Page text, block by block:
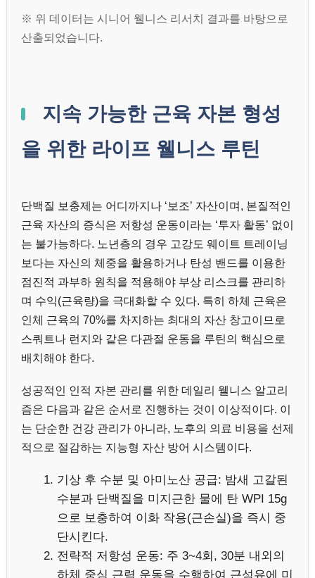
※ 위 데이터는 시니어 웰니스 리서치 결과를 바탕으로
산출되었습니다.
지속 가능한 근육 자본 형성
을 위한 라이프 웰니스 루틴
단백질 보충제는 어디까지나 ‘보조’ 자산이며, 본질적인
근육 자산의 증식은 저항성 운동이라는 ‘투자 활동’ 없이
는 불가능하다. 노년층의 경우 고강도 웨이트 트레이닝
보다는 자신의 체중을 활용하거나 탄성 밴드를 이용한
점진적 과부하 원칙을 적용해야 부상 리스크를 관리하
며 수익(근육량)을 극대화할 수 있다. 특히 하체 근육은
인체 근육의 70%를 차지하는 최대의 자산 창고이므로
스쿼트나 런지와 같은 다관절 운동을 루틴의 핵심으로
배치해야 한다.
성공적인 인적 자본 관리를 위한 데일리 웰니스 알고리
즘은 다음과 같은 순서로 진행하는 것이 이상적이다. 이
는 단순한 건강 관리가 아니라, 노후의 의료 비용을 선제
적으로 절감하는 지능형 자산 방어 시스템이다.
기상 후 수분 및 아미노산 공급: 밤새 고갈된
수분과 단백질을 미지근한 물에 탄 WPI 15g
으로 보충하여 이화 작용(근손실)을 즉시 중
단시킨다.
전략적 저항성 운동: 주 3~4회, 30분 내외의
하체 중심 근력 운동을 수행하여 근섬유에 미